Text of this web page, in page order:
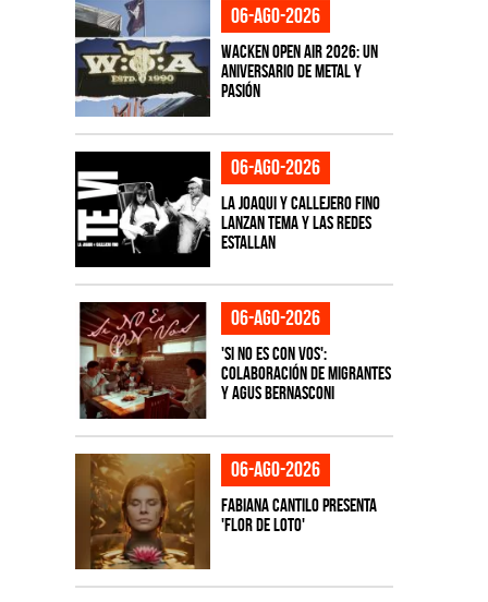
06-ago-2026
Wacken Open Air 2026: Un
aniversario de metal y
pasión
06-ago-2026
La Joaqui y Callejero Fino
lanzan tema y las redes
estallan
06-ago-2026
'Si No Es Con Vos':
colaboración de Migrantes
y Agus Bernasconi
06-ago-2026
Fabiana Cantilo presenta
'Flor de Loto'